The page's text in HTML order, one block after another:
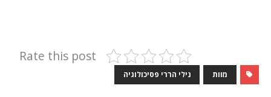
Rate this post
מוות נילי הררי פסיכולוגיה